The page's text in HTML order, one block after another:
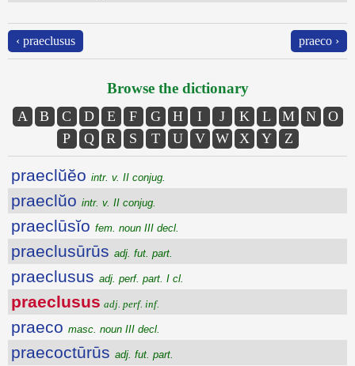
‹ praeclusus praeco ›
Browse the dictionary
A B C D E F G H I J K L M N
O
P
Q R S T U V W X Y Z
praeclŭĕo intr. v. II conjug.
praeclŭo intr. v. II conjug.
praeclūsĭo fem. noun III decl.
praeclusūrūs adj. fut. part.
praeclusus adj. perf. part. I cl.
praeclusus adj. perf. inf.
praeco masc. noun III decl.
praecoctūrūs adj. fut. part.